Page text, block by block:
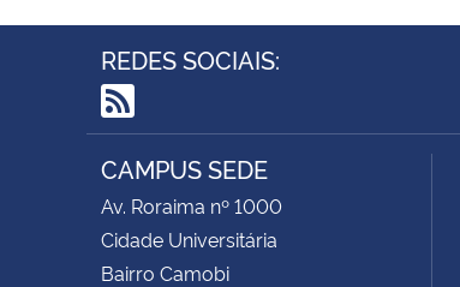
REDES SOCIAIS:
RSS
CAMPUS SEDE
Av. Roraima nº 1000
Cidade Universitária
Bairro Camobi